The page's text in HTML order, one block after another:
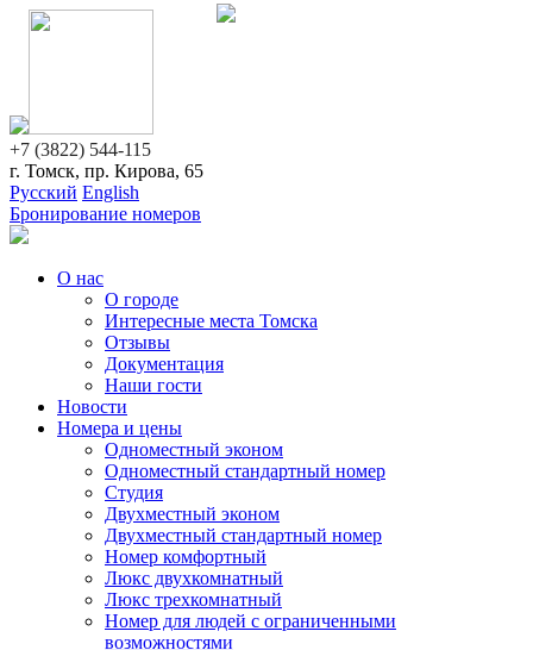
+7 (3822) 544-115
г. Томск, пр. Кирова, 65
Русский English
Бронирование номеров
О нас
О городе
Интересные места Томска
Отзывы
Документация
Наши гости
Новости
Номера и цены
Одноместный эконом
Одноместный стандартный номер
Студия
Двухместный эконом
Двухместный стандартный номер
Номер комфортный
Люкс двухкомнатный
Люкс трехкомнатный
Номер для людей с ограниченными
возможностями